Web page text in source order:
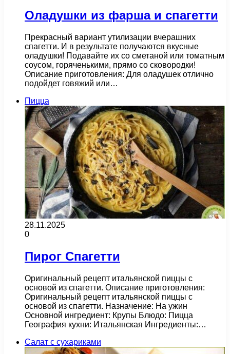
Оладушки из фарша и спагетти
Прекрасный вариант утилизации вчерашних
спагетти. И в результате получаются вкусные
оладушки! Подавайте их со сметаной или томатным
соусом, горяченькими, прямо со сковородки!
Описание приготовления: Для оладушек отлично
подойдет говяжий или…
Пицца
28.11.2025
0
Пирог Спагетти
Оригинальный рецепт итальянской пиццы с
основой из спагетти. Описание приготовления:
Оригинальный рецепт итальянской пиццы с
основой из спагетти. Назначение: На ужин
Основной ингредиент: Крупы Блюдо: Пицца
География кухни: Итальянская Ингредиенты:…
Салат с сухариками